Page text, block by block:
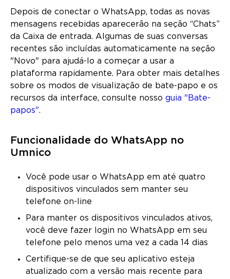
Depois de conectar o WhatsApp, todas as novas
mensagens recebidas aparecerão na seção “Chats”
da Caixa de entrada. Algumas de suas conversas
recentes são incluídas automaticamente na seção
"Novo" para ajudá-lo a começar a usar a
plataforma rapidamente. Para obter mais detalhes
sobre os modos de visualização de bate-papo e os
recursos da interface, consulte nosso guia "Bate-
papos".
Funcionalidade do WhatsApp no
Umnico
Você pode usar o WhatsApp em até quatro
dispositivos vinculados sem manter seu
telefone on-line
Para manter os dispositivos vinculados ativos,
você deve fazer login no WhatsApp em seu
telefone pelo menos uma vez a cada 14 dias
Certifique-se de que seu aplicativo esteja
atualizado com a versão mais recente para